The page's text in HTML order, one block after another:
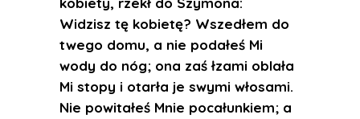
Widzisz tę kobietę? Wszedłem do
twego domu, a nie podałeś Mi
wody do nóg; ona zaś łzami oblała
Mi stopy i otarła je swymi włosami.
Nie powitałeś Mnie pocałunkiem; a